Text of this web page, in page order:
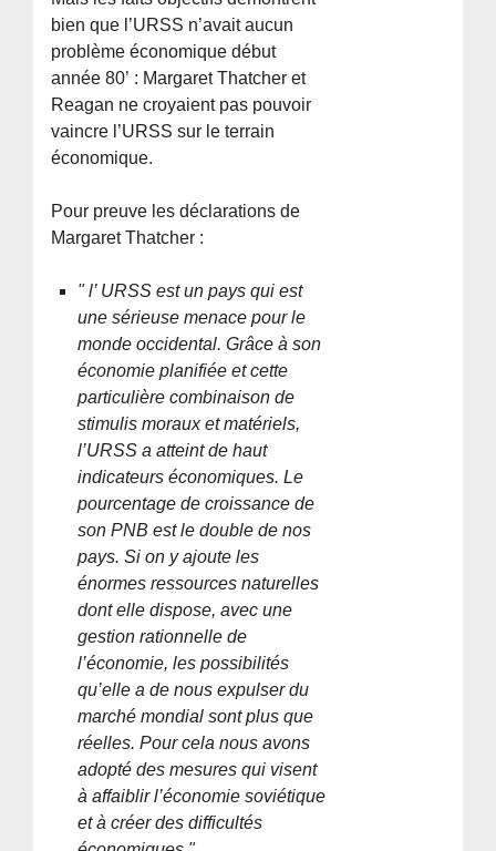
bien que l’URSS n’avait aucun
problème économique début
année 80’ : Margaret Thatcher et
Reagan ne croyaient pas pouvoir
vaincre l’URSS sur le terrain
économique.
Pour preuve les déclarations de
Margaret Thatcher :
" l’ URSS est un pays qui est
une sérieuse menace pour le
monde occidental. Grâce à son
économie planifiée et cette
particulière combinaison de
stimulis moraux et matériels,
l’URSS a atteint de haut
indicateurs économiques. Le
pourcentage de croissance de
son PNB est le double de nos
pays. Si on y ajoute les
énormes ressources naturelles
dont elle dispose, avec une
gestion rationnelle de
l’économie, les possibilités
qu’elle a de nous expulser du
marché mondial sont plus que
réelles. Pour cela nous avons
adopté des mesures qui visent
à affaiblir l’économie soviétique
et à créer des difficultés